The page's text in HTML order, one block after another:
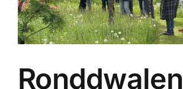
Ronddwalen